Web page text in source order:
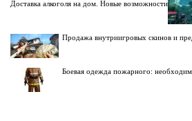
Доставка алкоголя на дом. Новые возможности
Продажа внутриигровых скинов и
Боевая одежда пожарного: